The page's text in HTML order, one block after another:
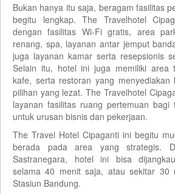
Bukan hanya itu saja, beragam fasilitas
begitu lengkap. The Travelhotel
dengan fasilitas Wi-Fi gratis, area
renang, spa, layanan antar jemput
juga layanan kamar serta resepsionis
Selain itu, hotel ini juga memiliki area
kafe, serta restoran yang menyediakan
pilihan yang lezat. The Travelhotel
layanan fasilitas ruang pertemuan bagi
untuk urusan bisnis dan pekerjaan.
The Travel Hotel Cipaganti ini begitu
berada pada area yang strategis.
Sastranegara, hotel ini bisa
selama 40 menit saja, atau sekitar 30
Stasiun Bandung.